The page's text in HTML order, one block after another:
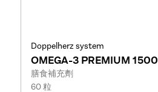
Doppelherz system
OMEGA-3 PREMIUM 1500
Type:
膳食補充劑
Size:
60 粒